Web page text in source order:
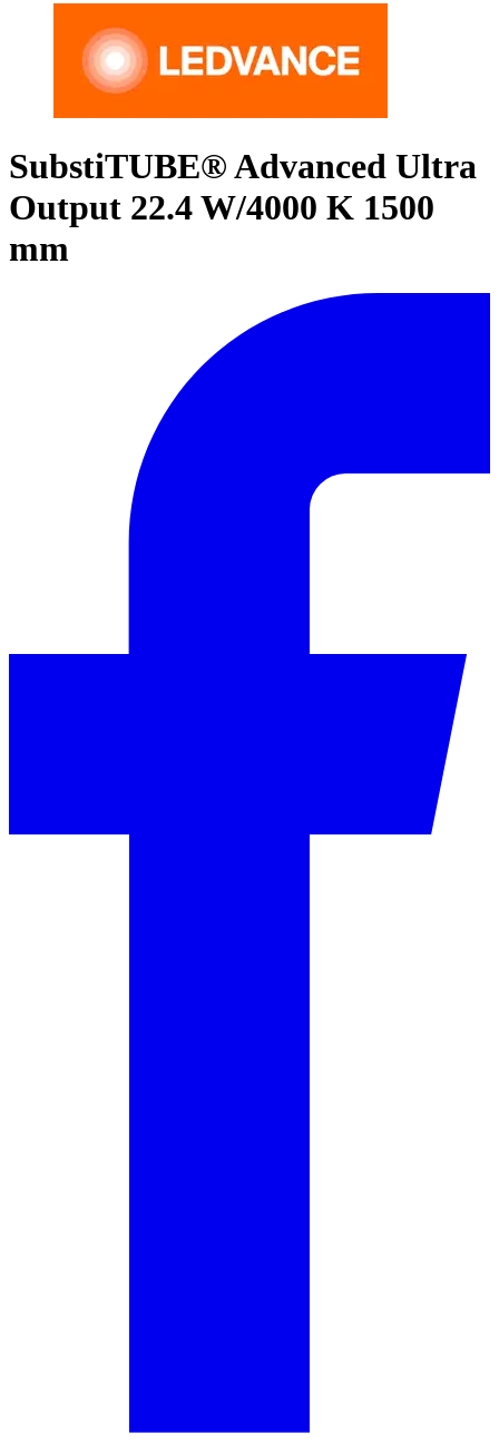
SubstiTUBE® Advanced Ultra
Output 22.4 W/4000 K 1500
mm